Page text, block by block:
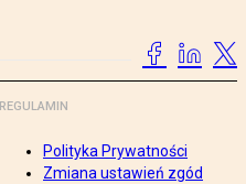
REGULAMIN
Polityka Prywatności
Zmiana ustawień zgód